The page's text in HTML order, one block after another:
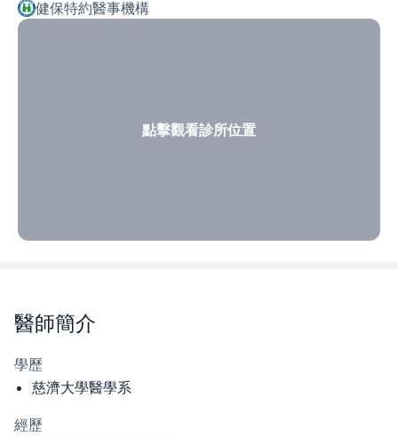
健保特約醫事機構
點擊觀看診所位置
醫師簡介
學歷
​慈濟大學醫學系
經歷